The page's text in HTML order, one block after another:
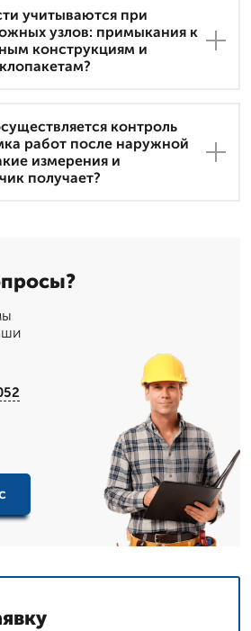
учитываются при
узлов: примыкания к
конструкциям и
контроль
работ после наружной
измерения и
получает?